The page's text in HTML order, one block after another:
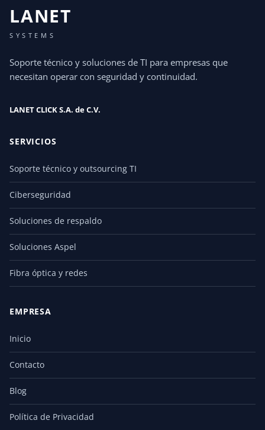
LANET
SYSTEMS
Soporte técnico y soluciones de TI para empresas que
necesitan operar con seguridad y continuidad.
LANET CLICK S.A. de C.V.
SERVICIOS
Soporte técnico y outsourcing TI
Ciberseguridad
Soluciones de respaldo
Soluciones Aspel
Fibra óptica y redes
EMPRESA
Inicio
Contacto
Blog
Política de Privacidad